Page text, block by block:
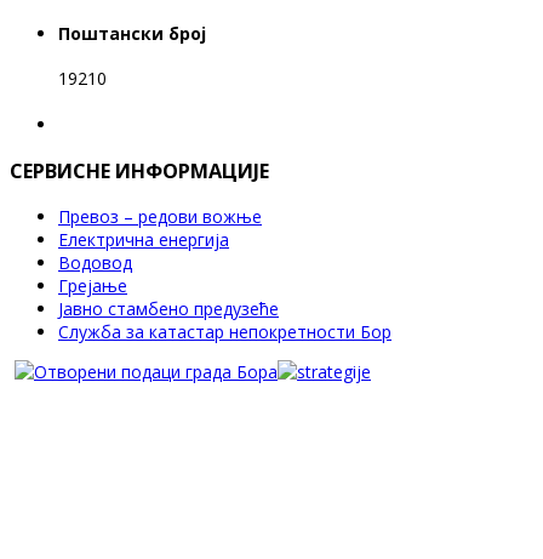
Поштански број
19210
СЕРВИСНЕ ИНФОРМАЦИЈЕ
Превоз – редови вожње
Електрична енергија
Водовод
Грејање
Јавно стамбено предузеће
Служба за катастар непокретности Бор